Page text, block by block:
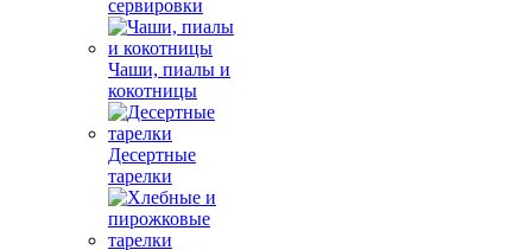
сервировки
Чаши, пиалы и
кокотницы
Десертные
тарелки